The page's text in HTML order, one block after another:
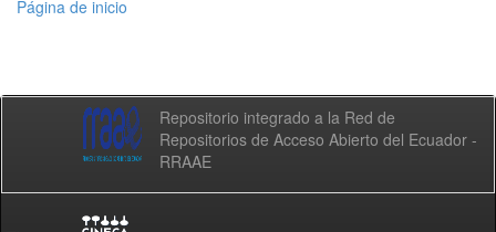
Página de inicio
Repositorio integrado a la Red de
Repositorios de Acceso Abierto del Ecuador -
RRAAE